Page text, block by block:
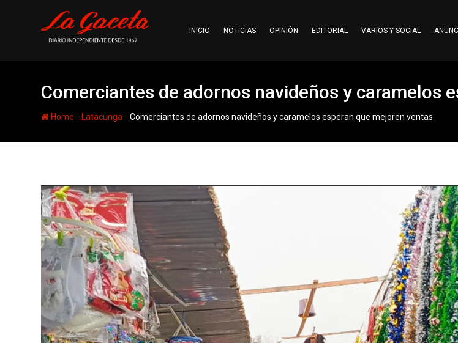
INICIO NOTICIAS OPINIÓN EDITORIAL VARIOS Y SOCIAL
Comerciantes de adornos navideños y caramelos
Home - Latacunga -Comerciantes de adornos navideños y caramelos esperan que mejoren ventas